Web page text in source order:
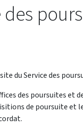
des
du Service des
des poursuites et
de poursuite et